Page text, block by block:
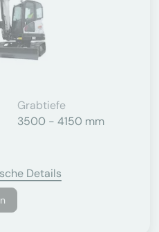
Grabtiefe
3500 - 4150 mm
Details